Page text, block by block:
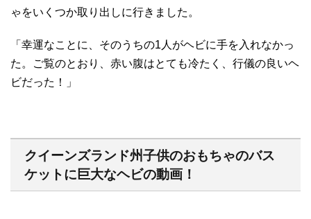
ゃをいくつか取り出しに行きました。
「幸運なことに、そのうちの1人がヘビに手を入れなかっ
た。ご覧のとおり、赤い腹はとても冷たく、行儀の良いヘ
ビだった！」
クイーンズランド州子供のおもちゃのバス
ケットに巨大なヘビの動画！